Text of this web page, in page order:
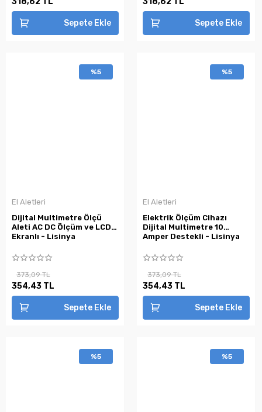
Sepete Ekle Sepete Ekle
%5
El Aletleri
Dijital Multimetre Ölçü
Aleti AC DC Ölçüm ve LCD
Ekranlı - Lisinya
373,09 TL
354,43 TL
Sepete Ekle
%5
El Aletleri
Elektrik Ölçüm Cihazı
Dijital Multimetre 10
Amper Destekli - Lisinya
373,09 TL
354,43 TL
Sepete Ekle
%5 %5